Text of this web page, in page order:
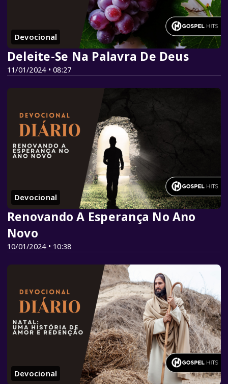
Devocional
11/01/2024 • 08:27
Deleite-Se Na Palavra De Deus
Devocional
10/01/2024 • 10:38
Renovando A Esperança No Ano
Novo
Devocional